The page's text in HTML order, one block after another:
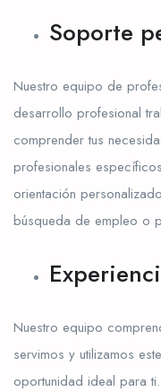
Soporte
Nuestro equipo de
desarrollo profesional
comprender tus
profesionales
orientación
búsqueda de empleo o
Nuestro equipo
servimos y utilizamos
oportunidad ideal para